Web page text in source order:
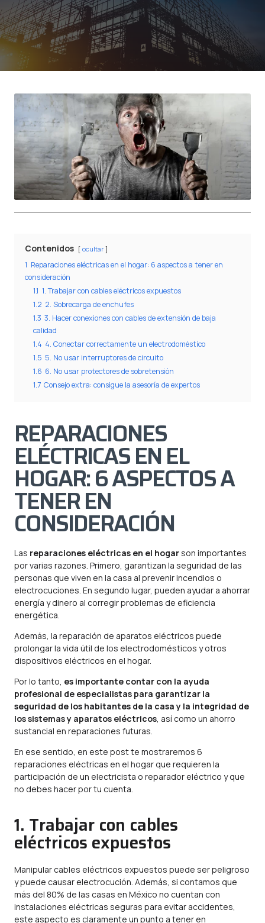
Contenidos ocultar
1 Reparaciones eléctricas en el hogar: 6 aspectos a tener en
consideración
1.1 1. Trabajar con cables eléctricos expuestos
1.2 2. Sobrecarga de enchufes
1.3 3. Hacer conexiones con cables de extensión de baja
calidad
1.4 4. Conectar correctamente un electrodoméstico
1.5 5. No usar interruptores de circuito
1.6 6. No usar protectores de sobretensión
1.7 Consejo extra: consigue la asesoría de expertos
REPARACIONES
ELÉCTRICAS EN EL
HOGAR: 6 ASPECTOS A
TENER EN
CONSIDERACIÓN
Las reparaciones eléctricas en el hogarson importantes
por varias razones. Primero, garantizan la seguridad de las
personas que viven en la casa al prevenir incendios o
electrocuciones. En segundo lugar, pueden ayudar a ahorrar
energía y dinero al corregir problemas de eficiencia
energética.
Además, la reparación de aparatos eléctricos puede
prolongar la vida útil de los electrodomésticos y otros
dispositivos eléctricos en el hogar.
Por lo tanto, es importante contar con la ayuda
profesional de especialistas para garantizar la
seguridad de los habitantes de la casa y la integridad de
los sistemas y aparatos eléctricos, así como un ahorro
sustancial en reparaciones futuras.
En ese sentido, en este post te mostraremos 6
reparaciones eléctricas en el hogar que requieren la
participación de un electricista o reparador eléctrico y que
no debes hacer por tu cuenta.
1. Trabajar con cables
eléctricos expuestos
Manipular cables eléctricos expuestos puede ser peligroso
y puede causar electrocución. Además, si contamos que
más del 80% de las casas en México no cuentan con
instalaciones eléctricas seguras para evitar accidentes,
este aspecto es claramente un punto a tener en